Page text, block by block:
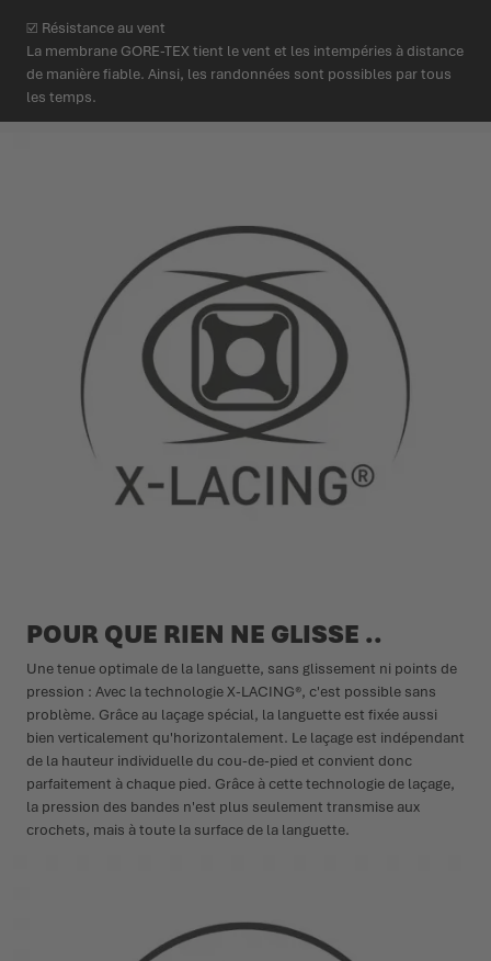
☑ Résistance au vent
La membrane GORE-TEX tient le vent et les intempéries à distance
de manière fiable. Ainsi, les randonnées sont possibles par tous
les temps.
POUR QUE RIEN NE GLISSE ..
Une tenue optimale de la languette, sans glissement ni points de
pression : Avec la technologie X-LACING®, c'est possible sans
problème. Grâce au laçage spécial, la languette est fixée aussi
bien verticalement qu'horizontalement. Le laçage est indépendant
de la hauteur individuelle du cou-de-pied et convient donc
parfaitement à chaque pied. Grâce à cette technologie de laçage,
la pression des bandes n'est plus seulement transmise aux
crochets, mais à toute la surface de la languette.